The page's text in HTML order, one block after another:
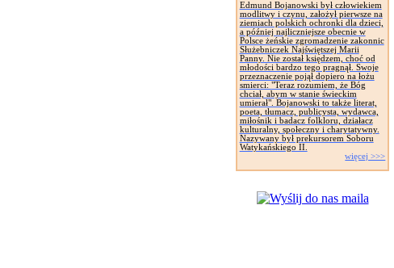
Edmund Bojanowski był człowiekiem
modlitwy i czynu, założył pierwsze na
ziemiach polskich ochronki dla dzieci,
a później najliczniejsze obecnie w
Polsce żeńskie zgromadzenie zakonnic
Służebniczek Najświętszej Marii
Panny. Nie został księdzem, choć od
młodości bardzo tego pragnął. Swoje
przeznaczenie pojął dopiero na łożu
smierci: "Teraz rozumiem, że Bóg
chciał, abym w stanie świeckim
umierał". Bojanowski to także literat,
poeta, tłumacz, publicysta, wydawca,
miłośnik i badacz folkloru, działacz
kulturalny, społeczny i charytatywny.
Nazywany był prekursorem Soboru
Watykańskiego II.
więcej >>>